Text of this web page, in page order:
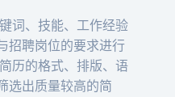
词、技能、工作经验
招聘岗位的要求进行
历的格式、排版、语
选出质量较高的简